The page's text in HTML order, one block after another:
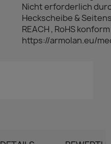
Nicht erforderlich
Heckscheibe &
REACH , RoHS konform
https://armolan.eu/